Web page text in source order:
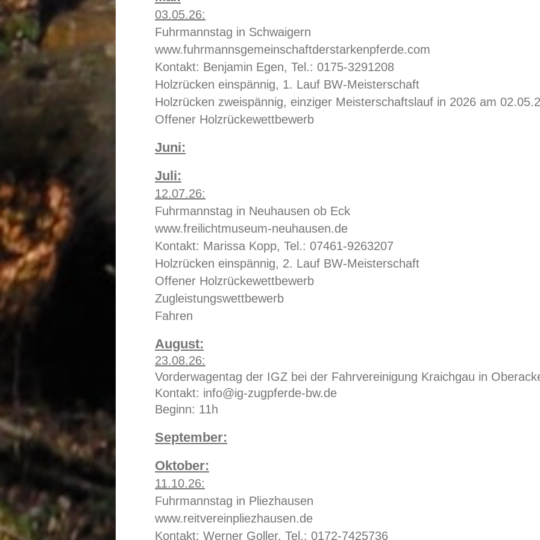
03.05.26:
Fuhrmannstag in Schwaigern
www.fuhrmannsgemeinschaftderstarkenpferde.com
Kontakt: Benjamin Egen, Tel.: 0175-3291208
Holzrücken einspännig, 1. Lauf BW-Meisterschaft
Holzrücken zweispännig, einziger Meisterschaftslauf in 2026 am
Offener Holzrückewettbewerb
Juni:
Juli:
12.07.26:
Fuhrmannstag in Neuhausen ob Eck
www.freilichtmuseum-neuhausen.de
Kontakt: Marissa Kopp, Tel.: 07461-9263207
Holzrücken einspännig, 2. Lauf BW-Meisterschaft
Offener Holzrückewettbewerb
Zugleistungswettbewerb
Fahren
August:
23.08.26:
Vorderwagentag der IGZ bei der Fahrvereinigung Kraichgau in
Kontakt: info@ig-zugpferde-bw.de
Beginn: 11h
September:
Oktober:
11.10.26:
Fuhrmannstag in Pliezhausen
www.reitvereinpliezhausen.de
Kontakt: Werner Goller, Tel.: 0172-7425736